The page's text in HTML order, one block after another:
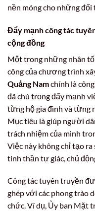
nền móng cho những đổi
Đẩy mạnh công tác
cộng đồng
Một trong những nhân
công của chương trình
Quảng Namchính là
đã chú trọng đẩy mạnh
từng hộ gia đình và từng
Mục tiêu là giúp người
trách nhiệm của mình
Việc này không chỉ tạo
tinh thần tự giác, chủ
Công tác tuyên truyền
ghép với các phong trào
chức. Ví dụ, Ủy ban Mặt